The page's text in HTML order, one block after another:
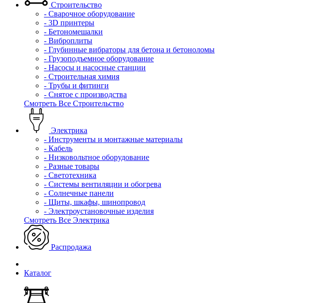
Строительство
- Сварочное оборудование
- 3D принтеры
- Бетономешалки
- Виброплиты
- Глубинные вибраторы для бетона и бетоноломы
- Грузоподъемное оборудование
- Насосы и насосные станции
- Строительная химия
- Трубы и фитинги
- Снятое с производства
Смотреть Все Строительство
Электрика
- Инструменты и монтажные материалы
- Кабель
- Низковольтное оборудование
- Разные товары
- Светотехника
- Системы вентиляции и обогрева
- Солнечные панели
- Щиты, шкафы, шинопровод
- Электроустановочные изделия
Смотреть Все Электрика
Распродажа
Каталог